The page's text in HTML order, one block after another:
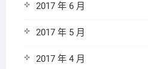
2017 年 6 月
2017 年 5 月
2017 年 4 月